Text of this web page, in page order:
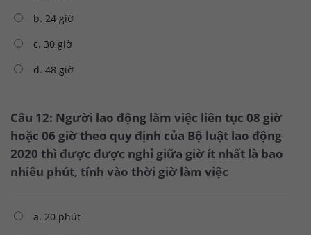
b. 24 giờ
c. 30 giờ
d. 48 giờ
Câu 12: Người lao động làm việc liên tục 08 giờ
hoặc 06 giờ theo quy định của Bộ luật lao động
2020 thì được được nghỉ giữa giờ ít nhất là bao
nhiêu phút, tính vào thời giờ làm việc
a. 20 phút